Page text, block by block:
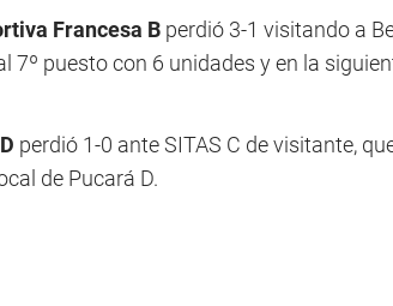
Francesa B perdió 3-1 visitando a
7º puesto con 6 unidades y en la
perdió 1-0 ante SITAS C de visitante,
de Pucará D.